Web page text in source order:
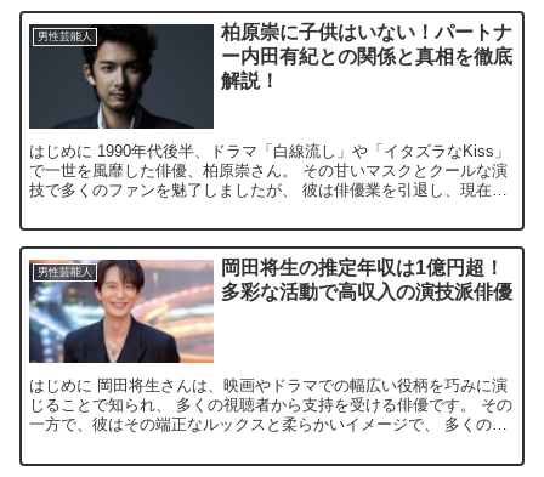
男性芸能人
柏原崇に子供はいない！パートナ
ー内田有紀との関係と真相を徹底
解説！
はじめに 1990年代後半、ドラマ「白線流し」や「イタズラなKiss」
で一世を風靡した俳優、柏原崇さん。 その甘いマスクとクールな演
技で多くのファンを魅了しましたが、 彼は俳優業を引退し、現在は
男性芸能人
岡田将生の推定年収は1億円超！
多彩な活動で高収入の演技派俳優
はじめに 岡田将生さんは、映画やドラマでの幅広い役柄を巧みに演
じることで知られ、 多くの視聴者から支持を受ける俳優です。 その
一方で、彼はその端正なルックスと柔らかいイメージで、 多くの